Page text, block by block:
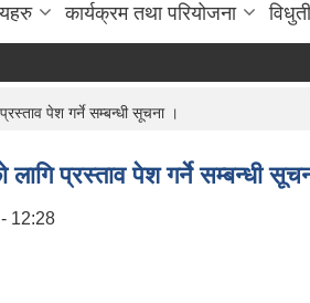
कार्यक्रम तथा परियोजना
पेश गर्ने सम्बन्धी सूचना ।
लागि प्रस्ताव पेश गर्ने सम्बन्धी
12:28